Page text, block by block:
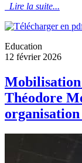
Lire la suite...
Education
12 février 2026
Mobilisation
Théodore